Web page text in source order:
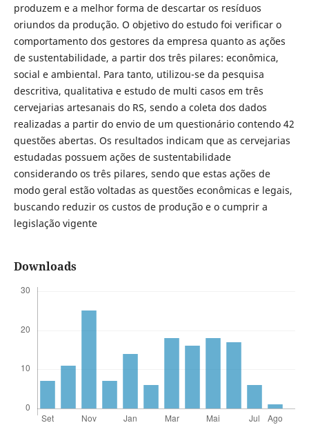
produzem e a melhor forma de descartar os resíduos
oriundos da produção. O objetivo do estudo foi verificar o
comportamento dos gestores da empresa quanto as ações
de sustentabilidade, a partir dos três pilares: econômica,
social e ambiental. Para tanto, utilizou-se da pesquisa
descritiva, qualitativa e estudo de multi casos em três
cervejarias artesanais do RS, sendo a coleta dos dados
realizadas a partir do envio de um questionário contendo 42
questões abertas. Os resultados indicam que as cervejarias
estudadas possuem ações de sustentabilidade
considerando os três pilares, sendo que estas ações de
modo geral estão voltadas as questões econômicas e legais,
buscando reduzir os custos de produção e o cumprir a
legislação vigente
Downloads